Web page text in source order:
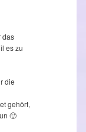
das
es zu
die
gehört,
🙂